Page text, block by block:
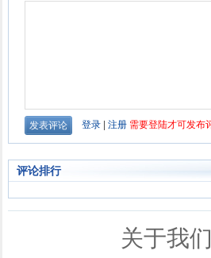
评论排行
关于我们